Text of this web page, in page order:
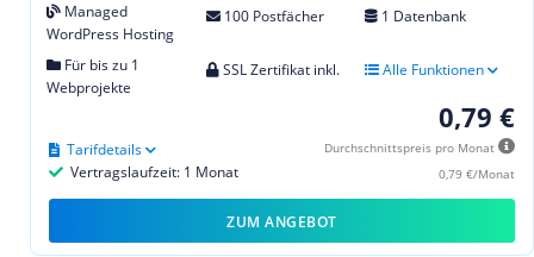
Managed
WordPress Hosting
100 Postfächer 1 Datenbank
Für bis zu 1
Webprojekte
SSL Zertifikat inkl. Alle Funktionen
0,79 €
Durchschnittspreis pro Monat
0,79 €/Monat
Vertragslaufzeit: 1 Monat
Tarifdetails
ZUM ANGEBOT